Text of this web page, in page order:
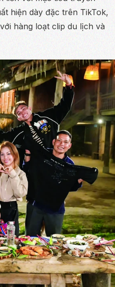
hiện dày đặc trên TikTok,
hàng loạt clip du lịch và